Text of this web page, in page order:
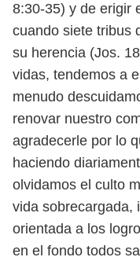
8:30-35) y de erigir
cuando siete tribus
su herencia (Jos.
vidas, tendemos a
menudo
renovar nuestro
agradecerle por lo
haciendo
olvidamos el culto
vida sobrecargada,
orientada a los
en el fondo todos